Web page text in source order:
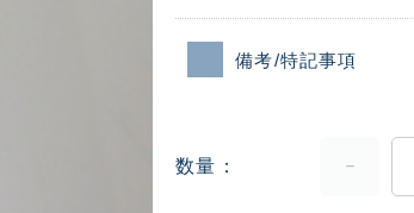
備考/特記事項
数量